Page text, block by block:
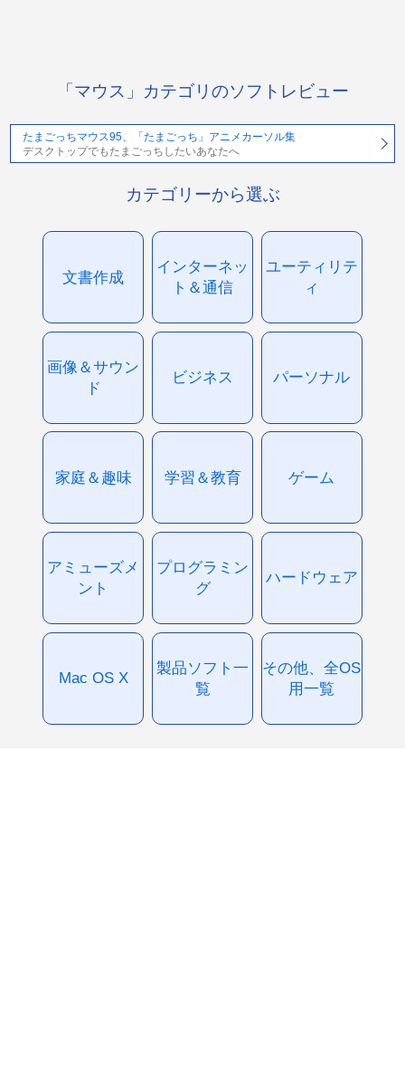
「マウス」カテゴリのソフトレビュー
たまごっちマウス95、「たまごっち」アニメカーソル集
デスクトップでもたまごっちしたいあなたへ
カテゴリーから選ぶ
文書作成
インターネッ
ト＆通信
ユーティリテ
ィ
画像＆サウン
ド
ビジネス パーソナル
家庭＆趣味 学習＆教育 ゲーム
アミューズメ
ント
プログラミン
グ
ハードウェア
Mac OS X
製品ソフト一
覧
その他、全OS
用一覧